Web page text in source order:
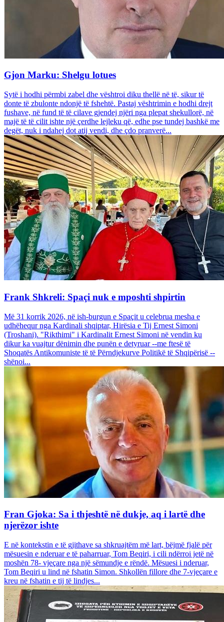
Gjon Marku: Shelgu lotues
Sytë i hodhi përmbi zabel dhe vështroi diku thellë në të, sikur të
donte të zbulonte ndonjë të fshehtë. Pastaj vështrimin e hodhi drejt
fushave, në fund të të cilave gjendej njëri nga plepat shekullorë, në
majë të të cilit ishte një çerdhe lejleku që, edhe pse tundej bashkë me
degët, nuk i ndahej dot atij vendi, dhe çdo pranverë...
Frank Shkreli: Spaçi nuk e mposhti shpirtin
Më 31 korrik 2026, në ish-burgun e Spaçit u celebrua mesha e
udhëhequr nga Kardinali shqiptar, Hirësia e Tij Ernest Simoni
(Troshani). "Rikthimi" i Kardinalit Ernest Simoni në vendin ku
dikur ka vuajtur dënimin dhe punën e detyruar --me ftesë të
Shoqatës Antikomuniste të të Përndjekurve Politikë të Shqipërisë --
shënoi...
Fran Gjoka: Sa i thjeshtë në dukje, aq i lartë dhe
njerëzor ishte
E në kontekstin e të gjithave sa shkruajtëm më lart, bëjmë fjalë për
mësuesin e nderuar e të paharruar, Tom Beqiri, i cili ndërroi jetë në
moshën 78- vjeçare nga një sëmundje e rëndë. Mësuesi i nderuar,
Tom Beqiri u lind në fshatin Simon. Shkollën fillore dhe 7-vjeçare e
kreu në fshatin e tij të lindjes...